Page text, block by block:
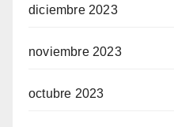
diciembre 2023
noviembre 2023
octubre 2023